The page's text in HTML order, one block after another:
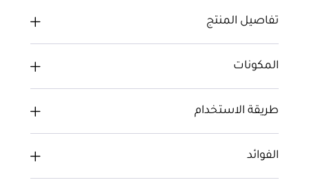
تفاصيل المنتج
المكونات
طريقة الاستخدام
الفوائد